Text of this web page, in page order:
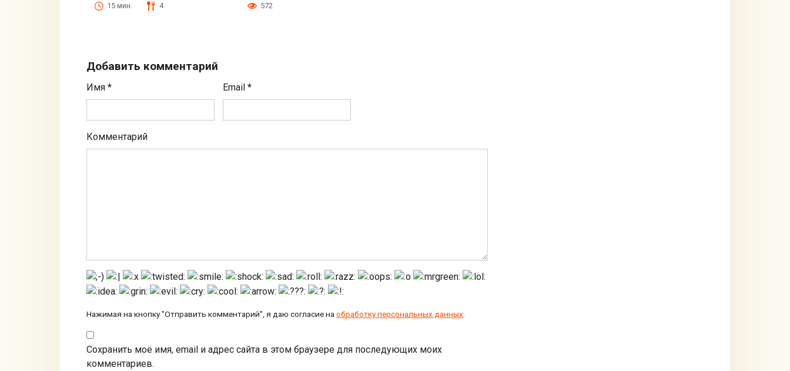
15 мин. 4 572
Добавить комментарий
Имя * Email*
Комментарий
Нажимая на кнопку "Отправить комментарий", я даю согласие на обработку персональных данных
Сохранить моё имя, email и адрес сайта в этом браузере для последующих моих
комментариев.